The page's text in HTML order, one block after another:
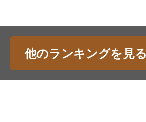
他のランキングを見る